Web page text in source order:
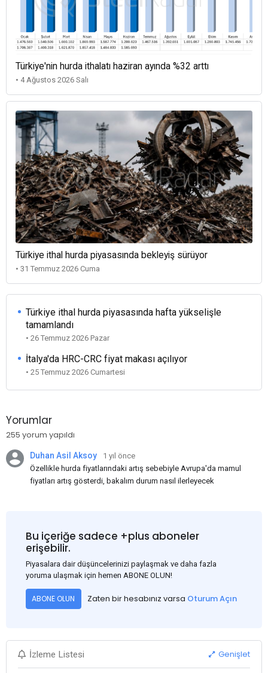
Türkiye'nin hurda ithalatı haziran ayında %32 arttı
• 4 Ağustos 2026 Salı
Türkiye ithal hurda piyasasında bekleyiş sürüyor
• 31 Temmuz 2026 Cuma
Türkiye ithal hurda piyasasında hafta yükselişle
tamamlandı
• 26 Temmuz 2026 Pazar
İtalya'da HRC-CRC fiyat makası açılıyor
• 25 Temmuz 2026 Cumartesi
Yorumlar
255 yorum yapıldı
Duhan Asil Aksoy
1 yıl önce
Özellikle hurda fiyatlarındaki artış sebebiyle Avrupa'da mamul
fiyatları artış gösterdi, bakalım durum nasıl ilerleyecek
Bu içeriğe sadece +plus aboneler
erişebilir.
Piyasalara dair düşüncelerinizi paylaşmak ve daha fazla
yoruma ulaşmak için hemen ABONE OLUN!
ABONE OLUN Zaten bir hesabınız varsa Oturum Açın
İzleme Listesi Genişlet